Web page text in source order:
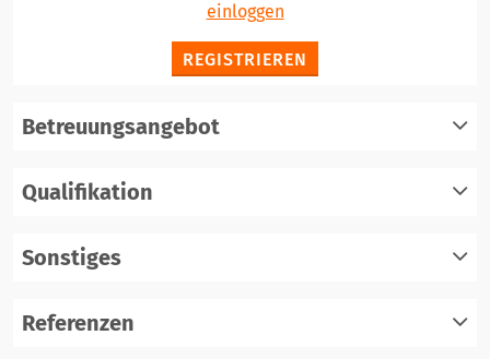
einloggen
REGISTRIEREN
Betreuungsangebot
Qualifikation
Sonstiges
Referenzen